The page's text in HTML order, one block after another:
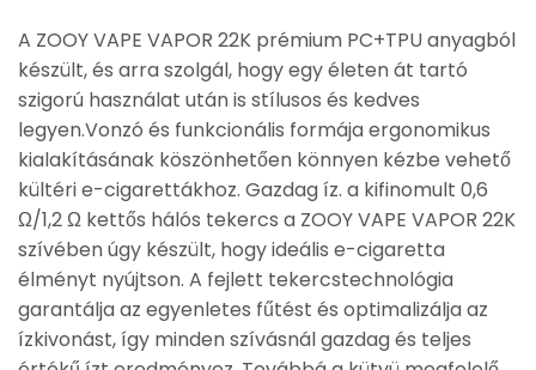
A ZOOY VAPE VAPOR 22K prémium PC+TPU anyagból
készült, és arra szolgál, hogy egy életen át tartó
szigorú használat után is stílusos és kedves
legyen.Vonzó és funkcionális formája ergonomikus
kialakításának köszönhetően könnyen kézbe vehető
kültéri e-cigarettákhoz. Gazdag íz. a kifinomult 0,6
Ω/1,2 Ω kettős hálós tekercs a ZOOY VAPE VAPOR 22K
szívében úgy készült, hogy ideális e-cigaretta
élményt nyújtson. A fejlett tekercstechnológia
garantálja az egyenletes fűtést és optimalizálja az
ízkivonást, így minden szívásnál gazdag és teljes